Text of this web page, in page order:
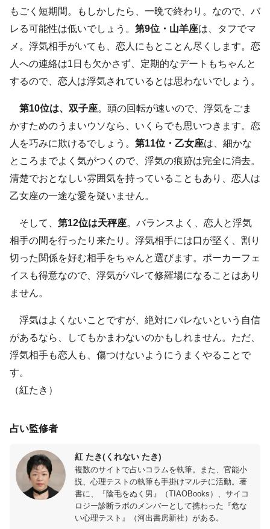
もごく短期間。もしかしたら、一晩で終わり。なので、バ
レる可能性は低いでしょう。 第9位・山羊座は、タフでマ
メ。浮気相手がいても、恋人にもとことん尽くします。恋
人への連絡は1日も欠かさず、定期的なデートもちゃんと
するので、恋人は浮気されているとは思わないでしょう。
第10位は、双子座。頭の回転が速いので、浮気をごま
かすためのうまいウソなら、いくらでも思いつきます。恋
人を巧みに欺けるでしょう。 第11位・乙女座は、細かな
ところまでよく気がつくので、浮気の痕跡は完全に消去。
清楚でおとなしい雰囲気を持っていることもあり、恋人は
乙女座の一途な愛を疑いません。
そして、 第12位は天秤座。バランスよく、恋人と浮気
相手の間を行ったり来たり。浮気相手には口が堅く、割り
切った関係を好む相手をちゃんと選びます。ポーカーフェ
イスも得意なので、浮気がバレて修羅場になることはあり
ません。
浮気はよくないことですが、絶対にバレないという自信
があるなら、してもかまわないのかもしれません。ただ、
浮気相手も恋人も、傷つけないようにうまくやることで
す。
（紅たき）
占い監修者
紅 たき(くれない たき)
複数のサイトで占いコラムを執筆。また、官能小
説、心理テストの執筆も手掛けマルチに活動。著
書に、『陰毛をぬく男』（TIAOBooks）、サイコ
ロジー診断ラボのメンバーとして携わった『危な
い心理テスト』（河出書房新社）がある。